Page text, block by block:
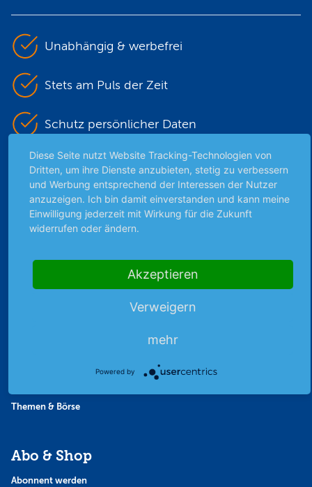
Unabhängig & werbefrei
Stets am Puls der Zeit
Schutz persönlicher Daten
Sicher mit SSL-Verschlüsselung
Highlights
Börsenbericht
Themen & Börse
Abo & Shop
Abonnent werden
Diese Seite nutzt Website Tracking-Technologien von
Dritten, um ihre Dienste anzubieten, stetig zu verbessern
und Werbung entsprechend der Interessen der Nutzer
anzuzeigen. Ich bin damit einverstanden und kann meine
Einwilligung jederzeit mit Wirkung für die Zukunft
widerrufen oder ändern.
Akzeptieren
Verweigern
mehr
Powered by